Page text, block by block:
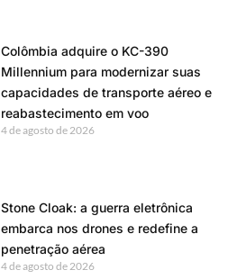
Colômbia adquire o KC-390
Millennium para modernizar suas
capacidades de transporte aéreo e
reabastecimento em voo
4 de agosto de 2026
Stone Cloak: a guerra eletrônica
embarca nos drones e redefine a
penetração aérea
4 de agosto de 2026